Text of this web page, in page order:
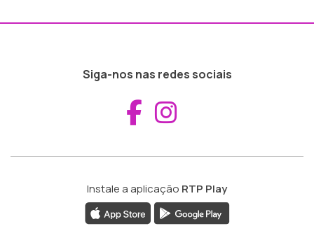
Siga-nos nas redes sociais
Aceder ao
Instale a aplicação RTP Play